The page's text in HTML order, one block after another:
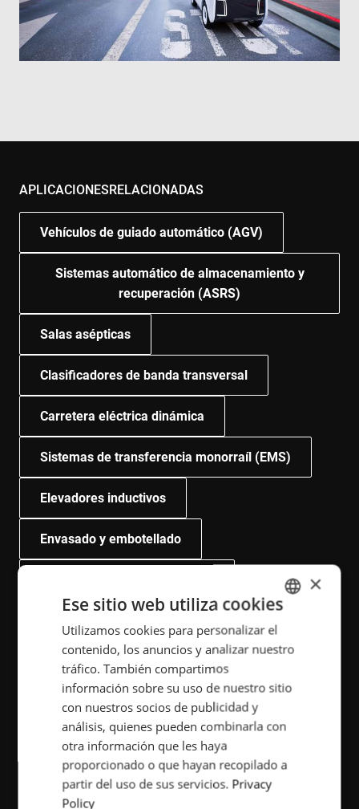
APLICACIONESRELACIONADAS
Vehículos de guiado automático (AGV)
Sistemas automático de almacenamiento y
recuperación (ASRS)
Salas asépticas
Clasificadores de banda transversal
Carretera eléctrica dinámica
Sistemas de transferencia monorraíl (EMS)
Elevadores inductivos
Envasado y embotellado
PRODUCTOSRELACIONADOS
Carretera eléctrica Suelo de alimentación
Riel de alimentación
ENGLISH
POLISH
FRENCH
×
Ese sitio web utiliza cookies
Utilizamos cookies para personalizar el
contenido, los anuncios y analizar nuestro
tráfico. También compartimos
información sobre su uso de nuestro sitio
con nuestros socios de publicidad y
análisis, quienes pueden combinarla con
otra información que les haya
proporcionado o que hayan recopilado a
partir del uso de sus servicios. Privacy
Policy